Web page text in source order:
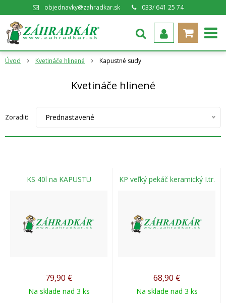
objednavky@zahradkar.sk 033/ 641 25 74
Úvod Kvetináče hlinené Kapustné sudy
Kvetináče hlinené
Zoradiť: Prednastavené
KS 40l na KAPUSTU
79,90 €
Na sklade nad 3 ks
KP veľký pekáč keramický I.tr.
68,90 €
Na sklade nad 3 ks